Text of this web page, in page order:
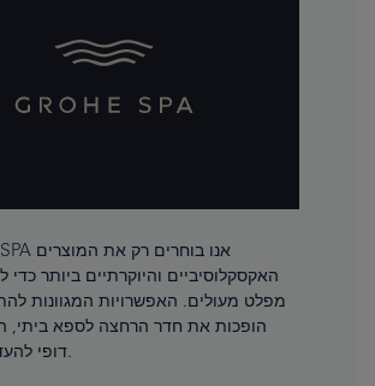
האקסקלוסיביים והיוקרתיים ביותר כדי
מפלט מעולים. האפשרויות המגוונות
הופכות את חדר הרחצה לספא ביתי,